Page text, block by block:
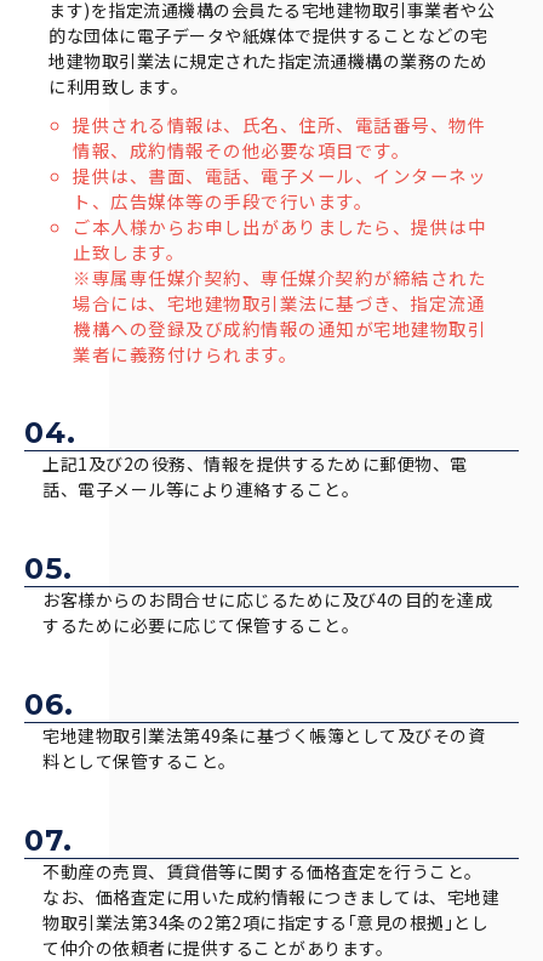
ます)を指定流通機構の会員たる宅地建物取引事業者や公
的な団体に電子データや紙媒体で提供することなどの宅
地建物取引業法に規定された指定流通機構の業務のため
に利用致します。
提供される情報は、氏名、住所、電話番号、物件
情報、成約情報その他必要な項目です。
提供は、書面、電話、電子メール、インターネッ
ト、広告媒体等の手段で行います。
ご本人様からお申し出がありましたら、提供は中
止致します。
※専属専任媒介契約、専任媒介契約が締結された
場合には、宅地建物取引業法に基づき、指定流通
機構への登録及び成約情報の通知が宅地建物取引
業者に義務付けられます。
04.
上記1及び2の役務、情報を提供するために郵便物、電
話、電子メール等により連絡すること。
05.
お客様からのお問合せに応じるために及び4の目的を達成
するために必要に応じて保管すること。
06.
宅地建物取引業法第49条に基づく帳簿として及びその資
料として保管すること。
07.
不動産の売買、賃貸借等に関する価格査定を行うこと。
なお、価格査定に用いた成約情報につきましては、宅地建
物取引業法第34条の2第2項に指定する｢意見の根拠｣とし
て仲介の依頼者に提供することがあります。